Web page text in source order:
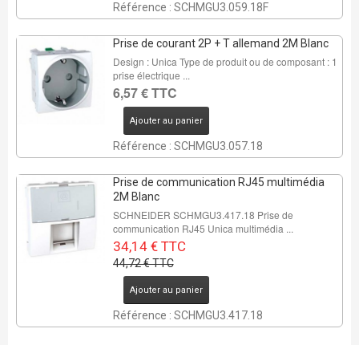
Référence : SCHMGU3.059.18F
Prise de courant 2P + T allemand 2M Blanc
Design : Unica Type de produit ou de composant : 1
prise électrique ...
6,57 € TTC
Ajouter au panier
Référence : SCHMGU3.057.18
Prise de communication RJ45 multimédia
2M Blanc
SCHNEIDER SCHMGU3.417.18 Prise de
communication RJ45 Unica multimédia ...
34,14 € TTC
44,72 € TTC
Ajouter au panier
Référence : SCHMGU3.417.18